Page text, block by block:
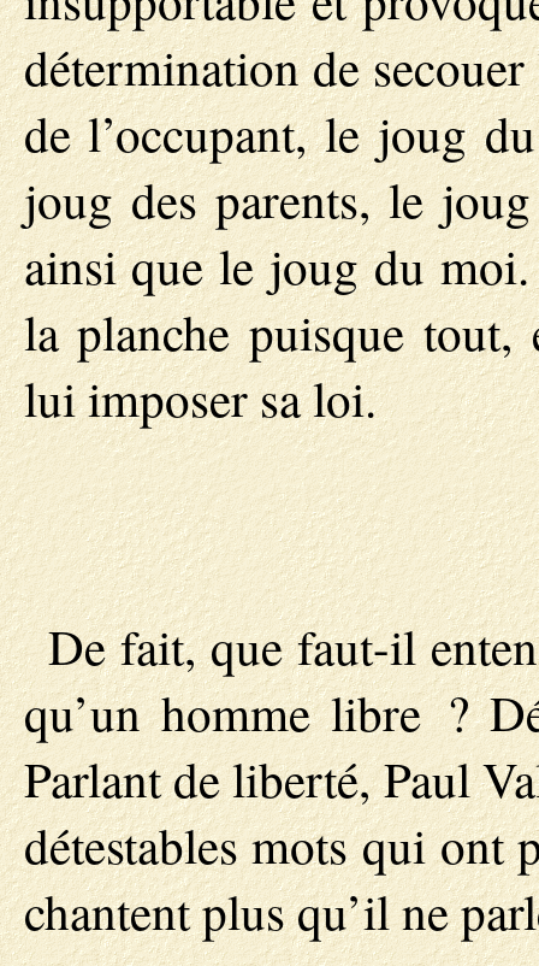
détermination de
de l’occupant, le joug
joug des parents, le
ainsi que le joug du
la planche puisque
lui imposer sa loi.
De fait, que faut-il
qu’un homme libre ?
Parlant de liberté, Paul
détestables mots qui ont
chantent plus qu’il ne